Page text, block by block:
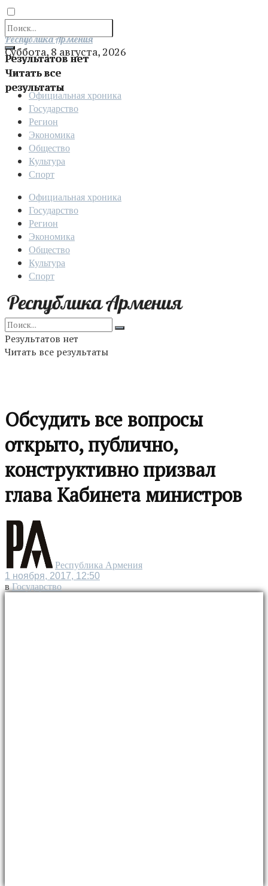
Результатов нет
Читать все
результаты
Отправить
Республика Армения
Суббота, 8 августа, 2026
Официальная хроника
Государство
Регион
Экономика
Общество
Культура
Спорт
Официальная хроника
Государство
Регион
Экономика
Общество
Культура
Спорт
Результатов нет
Читать все результаты
Обсудить все вопросы
открыто, публично,
конструктивно призвал
глава Кабинета министров
Республика Армения
1 ноября, 2017, 12:50
в Государство